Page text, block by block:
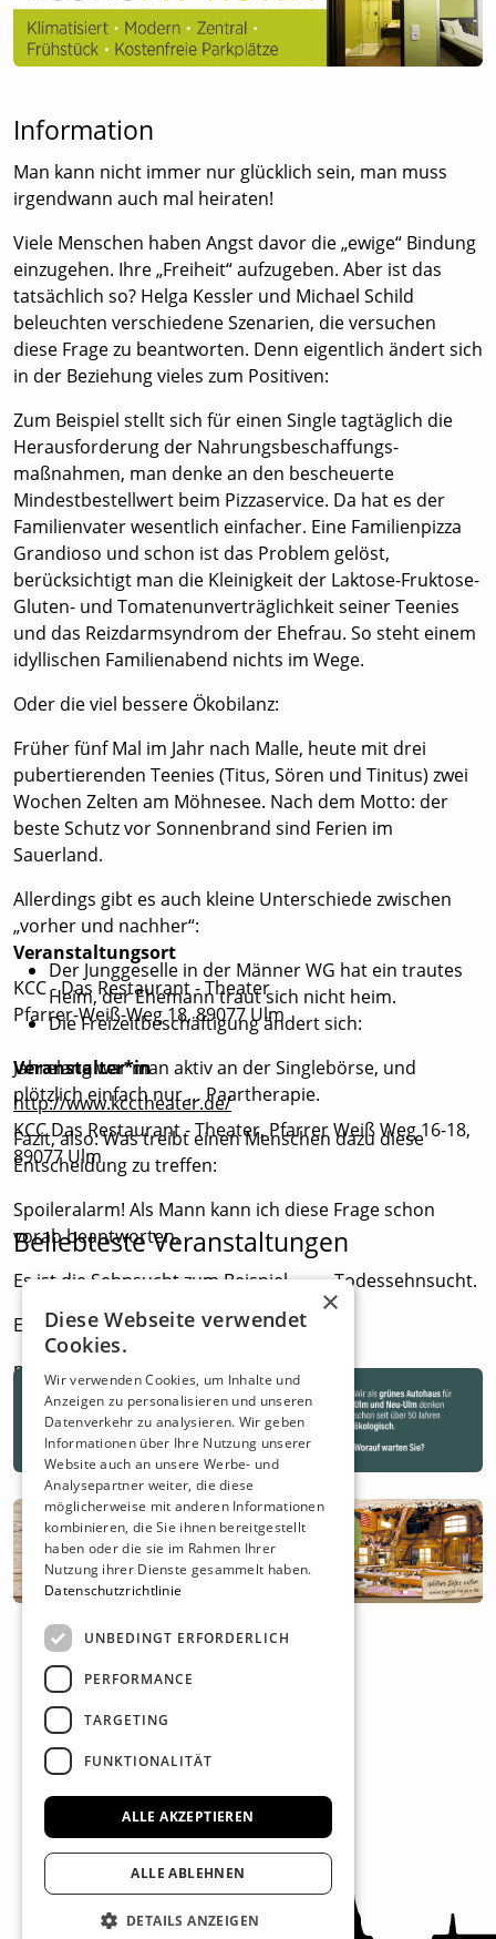
Information
Man kann nicht immer nur glücklich sein, man muss
irgendwann auch mal heiraten!
Viele Menschen haben Angst davor die „ewige“ Bindung
einzugehen. Ihre „Freiheit“ aufzugeben. Aber ist das
tatsächlich so? Helga Kessler und Michael Schild
beleuchten verschiedene Szenarien, die versuchen
diese Frage zu beantworten. Denn eigentlich ändert sich
in der Beziehung vieles zum Positiven:
Zum Beispiel stellt sich für einen Single tagtäglich die
Herausforderung der Nahrungsbeschaffungs-
maßnahmen, man denke an den bescheuerte
Mindestbestellwert beim Pizzaservice. Da hat es der
Familienvater wesentlich einfacher. Eine Familienpizza
Grandioso und schon ist das Problem gelöst,
berücksichtigt man die Kleinigkeit der Laktose-Fruktose-
Gluten- und Tomatenunverträglichkeit seiner Teenies
und das Reizdarmsyndrom der Ehefrau. So steht einem
idyllischen Familienabend nichts im Wege.
Oder die viel bessere Ökobilanz:
Früher fünf Mal im Jahr nach Malle, heute mit drei
pubertierenden Teenies (Titus, Sören und Tinitus) zwei
Wochen Zelten am Möhnesee. Nach dem Motto: der
beste Schutz vor Sonnenbrand sind Ferien im
Sauerland.
Allerdings gibt es auch kleine Unterschiede zwischen
„vorher und nachher“:
Der Junggeselle in der Männer WG hat ein trautes
Heim, der Ehemann traut sich nicht heim.
Die Freizeitbeschäftigung ändert sich:
Jahrelang war man aktiv an der Singlebörse, und
plötzlich einfach nur … Paartherapie.
Fazit, also: Was treibt einen Menschen dazu diese
Entscheidung zu treffen:
Spoileralarm! Als Mann kann ich diese Frage schon
vorab beantworten.
Es ist die Sehnsucht zum Beispiel. …… Todessehnsucht.
Ein Comedy-Kabarett
mit Michael Schild und Helga Kessler
Veranstaltungsort
KCC - Das Restaurant - Theater
Pfarrer-Weiß-Weg 18, 89077 Ulm
Veranstalter*in
http://www.kcctheater.de/
KCC Das Restaurant - Theater, Pfarrer Weiß Weg 16-18,
89077 Ulm
Beliebteste Veranstaltungen
×
Diese Webseite verwendet
Cookies.
Wir verwenden Cookies, um Inhalte und
Anzeigen zu personalisieren und unseren
Datenverkehr zu analysieren. Wir geben
Informationen über Ihre Nutzung unserer
Website auch an unsere Werbe- und
Analysepartner weiter, die diese
möglicherweise mit anderen Informationen
kombinieren, die Sie ihnen bereitgestellt
haben oder die sie im Rahmen Ihrer
Nutzung ihrer Dienste gesammelt haben.
Datenschutzrichtlinie
UNBEDINGT ERFORDERLICH
PERFORMANCE
TARGETING
FUNKTIONALITÄT
ALLE AKZEPTIEREN
ALLE ABLEHNEN
DETAILS ANZEIGEN